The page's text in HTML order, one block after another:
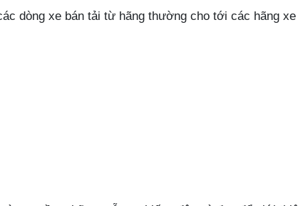
dòng xe bán tải từ hãng thường cho tới các hãng